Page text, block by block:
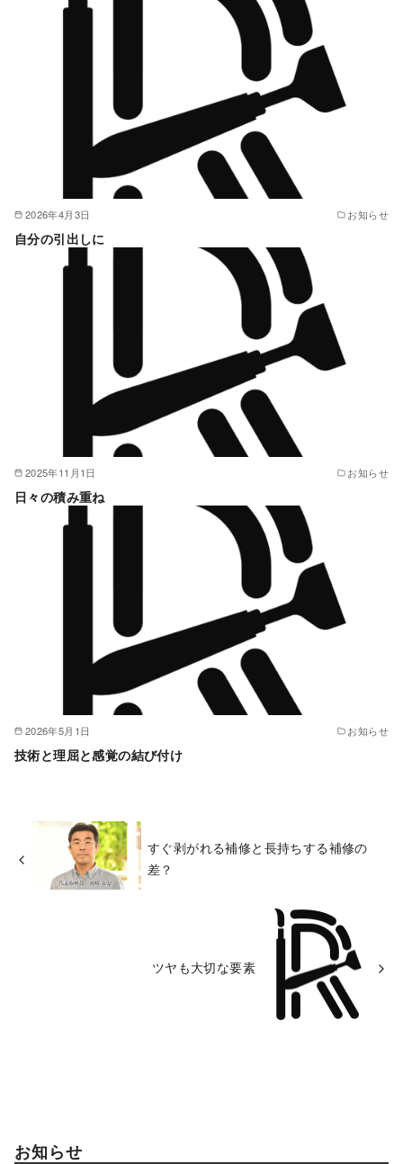
お知らせ
2026年4月3日 お知らせ
自分の引出しに
2025年11月1日 お知らせ
日々の積み重ね
2026年5月1日 お知らせ
技術と理屈と感覚の結び付け
すぐ剥がれる補修と長持ちする補修の
差？
ツヤも大切な要素